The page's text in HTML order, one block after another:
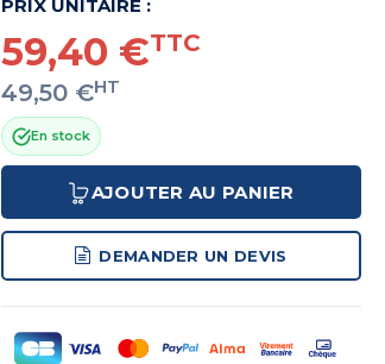
PRIX UNITAIRE :
59,40 €TTC
49,50 €HT
En stock
AJOUTER AU PANIER
DEMANDER UN DEVIS